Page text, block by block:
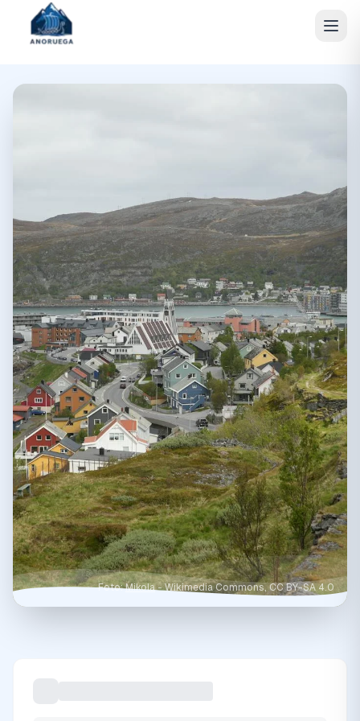
Foto:Mikola- Wikimedia Commons, CC BY-SA 4.0